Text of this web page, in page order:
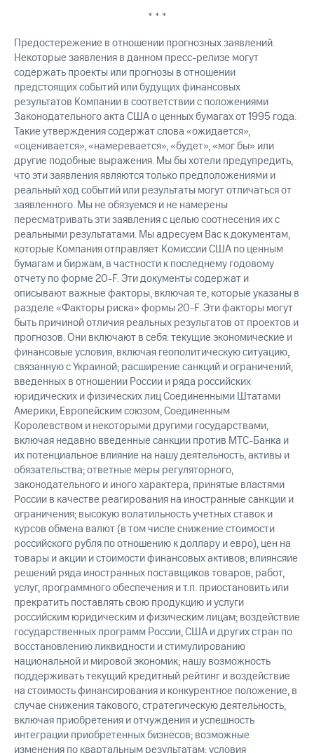
* * *
Предостережение в отношении прогнозных заявлений.
Некоторые заявления в данном пресс-релизе могут
содержать проекты или прогнозы в отношении
предстоящих событий или будущих финансовых
результатов Компании в соответствии с положениями
Законодательного акта США о ценных бумагах от 1995 года.
Такие утверждения содержат слова «ожидается»,
«оценивается», «намеревается», «будет», «мог бы» или
другие подобные выражения. Мы бы хотели предупредить,
что эти заявления являются только предположениями и
реальный ход событий или результаты могут отличаться от
заявленного. Мы не обязуемся и не намерены
пересматривать эти заявления с целью соотнесения их с
реальными результатами. Мы адресуем Вас к документам,
которые Компания отправляет Комиссии США по ценным
бумагам и биржам, в частности к последнему годовому
отчету по форме 20-F. Эти документы содержат и
описывают важные факторы, включая те, которые указаны в
разделе «Факторы риска» формы 20-F. Эти факторы могут
быть причиной отличия реальных результатов от проектов и
прогнозов. Они включают в себя: текущие экономические и
финансовые условия, включая геополитическую ситуацию,
связанную с Украиной; расширение санкций и ограничений,
введенных в отношении России и ряда российских
юридических и физических лиц Соединенными Штатами
Америки, Европейским союзом, Соединенным
Королевством и некоторыми другими государствами,
включая недавно введенные санкции против МТС-Банка и
их потенциальное влияние на нашу деятельность, активы и
обязательства; ответные меры регуляторного,
законодательного и иного характера, принятые властями
России в качестве реагирования на иностранные санкции и
ограничения; высокую волатильность учетных ставок и
курсов обмена валют (в том числе снижение стоимости
российского рубля по отношению к доллару и евро), цен на
товары и акции и стоимости финансовых активов; влиянсяие
решений ряда иностранных поставщиков товаров, работ,
услуг, программного обеспечения и т.п. приостановить или
прекратить поставлять свою продукцию и услуги
российским юридическим и физическим лицам; воздействие
государственных программ России, США и других стран по
восстановлению ликвидности и стимулированию
национальной и мировой экономик; нашу возможность
поддерживать текущий кредитный рейтинг и воздействие
на стоимость финансирования и конкурентное положение, в
случае снижения такового; стратегическую деятельность,
включая приобретения и отчуждения и успешность
интеграции приобретенных бизнесов; возможные